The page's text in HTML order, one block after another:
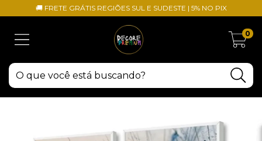
🚚 FRETE GRÁTIS REGIÕES SUL E SUDESTE | 5% NO PIX
0